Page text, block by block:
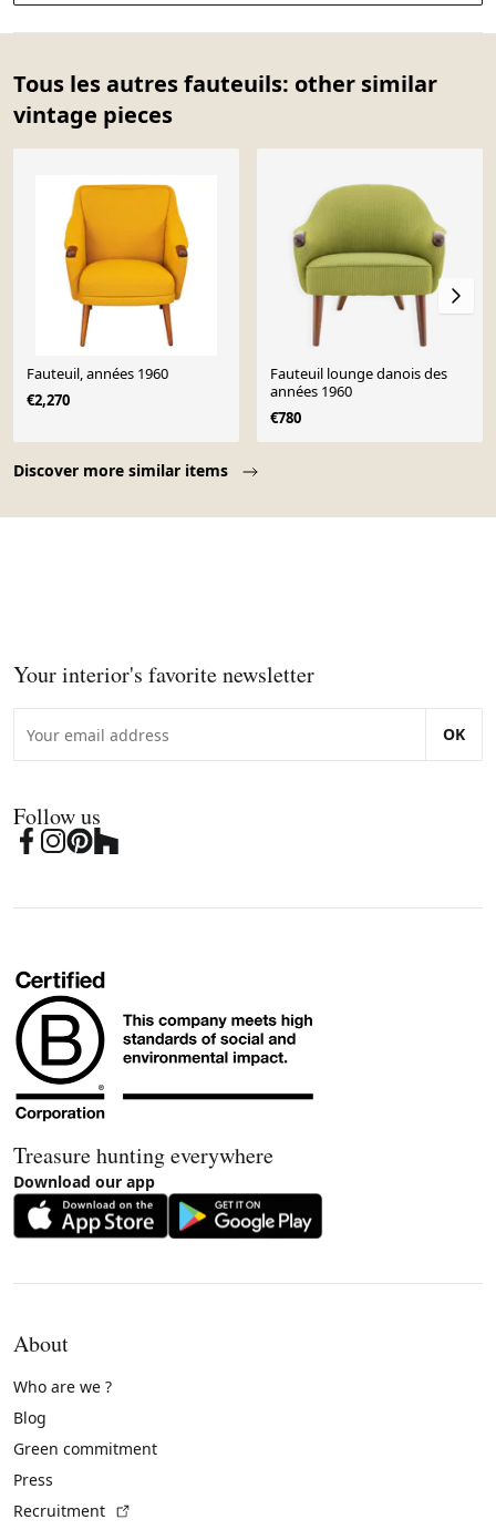
Tous les autres fauteuils: other similar
vintage pieces
Discover more similar items
Fauteuil, années 1960
€2,270
Fauteuil lounge danois des
années 1960
€780
Your interior's favorite newsletter
OK
Follow us
Treasure hunting everywhere
Download our app
About
Who are we ?
Blog
Green commitment
Press
Recruitment